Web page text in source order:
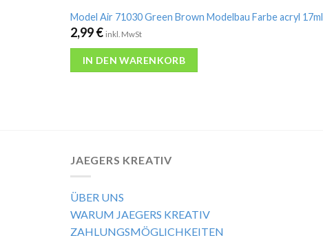
Model Air 71030 Green Brown Modelbau Farbe acryl 17ml
2,99€ inkl. MwSt
IN DEN WARENKORB
JAEGERS KREATIV
ÜBER UNS
WARUM JAEGERS KREATIV
ZAHLUNGSMÖGLICHKEITEN